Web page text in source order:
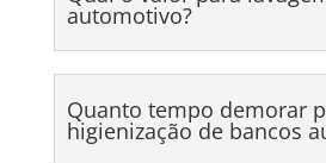
automotivo?
Quanto tempo demorar
higienização de bancos